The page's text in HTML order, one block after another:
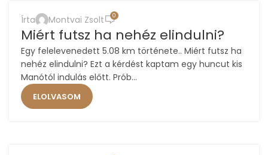
23
NOV
Írta Montvai Zsolt 0
Miért futsz ha nehéz elindulni?
Egy felelevenedett 5.08 km története.. Miért futsz ha
nehéz elindulni? Ezt a kérdést kaptam egy huncut kis
Manótól indulás előtt. Prób...
ELOLVASOM